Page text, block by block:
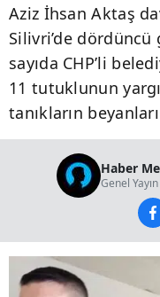
Aziz İhsan Aktaş
Silivri’de
sayıda CHP’li
11 tutuklunun
tanıkların
Haber
Genel